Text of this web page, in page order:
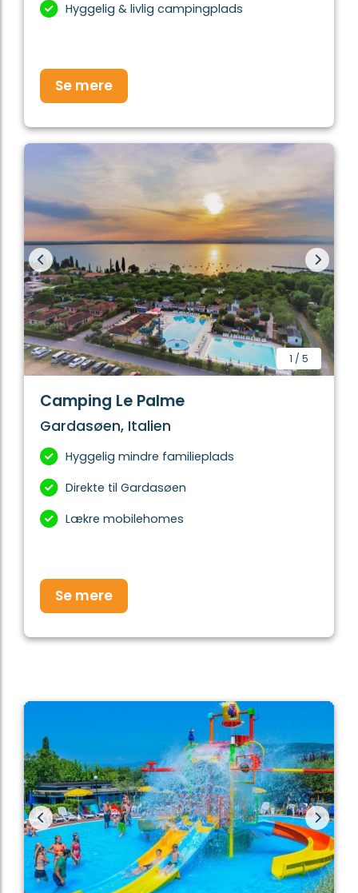
Hyggelig & livlig campingplads
Se mere
1 / 5
Camping Le Palme
Gardasøen, Italien
Hyggelig mindre familieplads
Direkte til Gardasøen
Lækre mobilehomes
Se mere